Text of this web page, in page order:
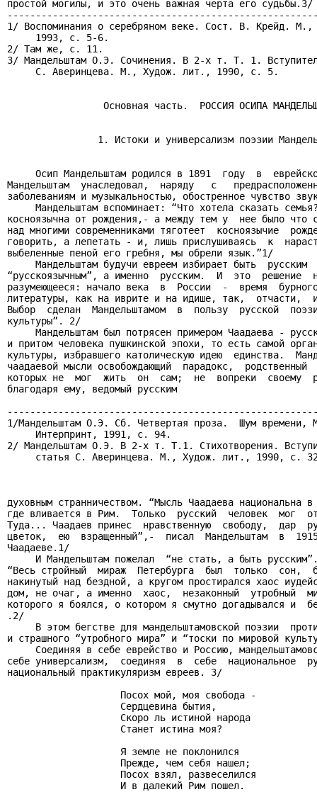
простой могилы, и это очень важная черта его судьбы.3/
1/ Воспоминания о серебряном веке. Сост. В. Крейд. М.,
     1993, с. 5-6.
2/ Там же, с. 11.
3/ Мандельштам О.Э. Сочинения. В 2-х т. Т. 1.
     С. Аверинцева. М., Худож. лит., 1990, с. 5.
Основная часть.  РОССИЯ ОСИПА
1. Истоки и универсализм поэзии
Осип Мандельштам родился в 1891  году  в
Мандельштам  унаследовал,  наряду   с
заболеваниям и музыкальностью, обостренное чувство
Мандельштам вспоминает: “Что хотела сказать
косноязычна от рождения,- а между тем у  нее было что
над многими современниками тяготеет  косноязычие
говорить, а лепетать - и, лишь прислушиваясь  к
выбеленные пеной его гребня, мы обрели язык.”1/
Мандельштам будучи евреем избирает быть  русским
“русскоязычным”, а именно  русским.  И  это  решение
разумеющееся: начало века  в  России  -  время
литературы, как на иврите и на идише, так,  отчасти,
Выбор  сделан  Мандельштамом  в  пользу  русской
культуры”. 2/
Мандельштам был потрясен примером Чаадаева -
и притом человека пушкинской эпохи, то есть самой
культуры, избравшего католическую идею  единства.
чаадаевой мысли освобождающий  парадокс,
которых не  мог  жить  он  сам;  не  вопреки  своему
благодаря ему, ведомый русским
1/Мандельштам О.Э. Сб. Четвертая проза.  Шум времени,
     Интерпринт, 1991, с. 94.
2/ Мандельштам О.Э. В 2-х т. Т.1. Стихотворения.
статья С. Аверинцева. М., Худож. лит., 1990, с.
духовным странничеством. “Мысль Чаадаева национальна
где вливается в Рим.  Только  русский  человек  мог
Туда... Чаадаев принес  нравственную  свободу,  дар
цветок,  ею  взращенный”,-  писал  Мандельштам  в
Чаадаеве.1/
И Мандельштам пожелал  “не стать, а быть
“Весь стройный  мираж  Петербурга  был  только  сон,
накинутый над бездной, а кругом простирался хаос
дом, не очаг, а именно  хаос,  незаконный  утробный
которого я боялся, о котором я смутно догадывался и
.2/
В этом бегстве для мандельштамовской поэзии
и страшного “утробного мира” и “тоски по мировой
Соединяя в себе еврейство и Россию,
себе универсализм,  соединяя  в  себе  национальное
национальный практикуляризм евреев. 3/
                    Посох мой, моя свобода -
                    Сердцевина бытия,
                    Скоро ль истиной народа
                    Станет истина моя?
                    Я земле не поклонился
                    Прежде, чем себя нашел;
                    Посох взял, развеселился
                    И в далекий Рим пошел.